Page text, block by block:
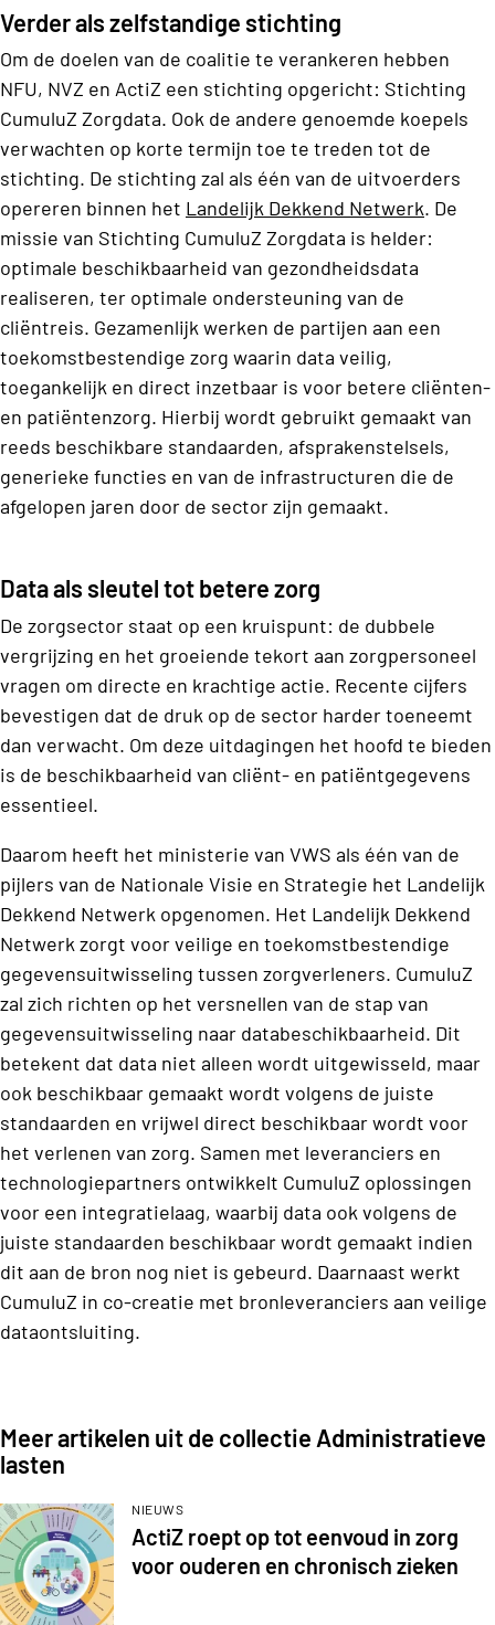
Verder als zelfstandige stichting
Om de doelen van de coalitie te verankeren hebben
NFU, NVZ en ActiZ een stichting opgericht: Stichting
CumuluZ Zorgdata. Ook de andere genoemde koepels
verwachten op korte termijn toe te treden tot de
stichting. De stichting zal als één van de uitvoerders
opereren binnen het Landelijk Dekkend Netwerk. De
missie van Stichting CumuluZ Zorgdata is helder:
optimale beschikbaarheid van gezondheidsdata
realiseren, ter optimale ondersteuning van de
cliëntreis. Gezamenlijk werken de partijen aan een
toekomstbestendige zorg waarin data veilig,
toegankelijk en direct inzetbaar is voor betere cliënten-
en patiëntenzorg. Hierbij wordt gebruikt gemaakt van
reeds beschikbare standaarden, afsprakenstelsels,
generieke functies en van de infrastructuren die de
afgelopen jaren door de sector zijn gemaakt.
Data als sleutel tot betere zorg
De zorgsector staat op een kruispunt: de dubbele
vergrijzing en het groeiende tekort aan zorgpersoneel
vragen om directe en krachtige actie. Recente cijfers
bevestigen dat de druk op de sector harder toeneemt
dan verwacht. Om deze uitdagingen het hoofd te bieden
is de beschikbaarheid van cliënt- en patiëntgegevens
essentieel.
Daarom heeft het ministerie van VWS als één van de
pijlers van de Nationale Visie en Strategie het Landelijk
Dekkend Netwerk opgenomen. Het Landelijk Dekkend
Netwerk zorgt voor veilige en toekomstbestendige
gegevensuitwisseling tussen zorgverleners. CumuluZ
zal zich richten op het versnellen van de stap van
gegevensuitwisseling naar databeschikbaarheid. Dit
betekent dat data niet alleen wordt uitgewisseld, maar
ook beschikbaar gemaakt wordt volgens de juiste
standaarden en vrijwel direct beschikbaar wordt voor
het verlenen van zorg. Samen met leveranciers en
technologiepartners ontwikkelt CumuluZ oplossingen
voor een integratielaag, waarbij data ook volgens de
juiste standaarden beschikbaar wordt gemaakt indien
dit aan de bron nog niet is gebeurd. Daarnaast werkt
CumuluZ in co-creatie met bronleveranciers aan veilige
dataontsluiting.
Meer artikelen uit de collectie Administratieve
lasten
NIEUWS
ActiZ roept op tot eenvoud in zorg
voor ouderen en chronisch zieken